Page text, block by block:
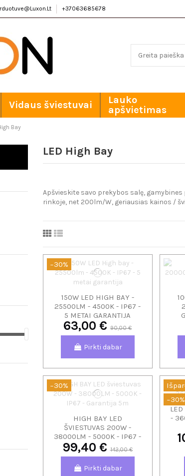
+37063685678
Vidaus šviestuvai
Lauko
apšvietimas
Bay
LED High Bay
Apšvieskite savo prekybos salę,
rinkoje, net 200lm/W, geriausias kainos /
−30%
150W LED HIGH BAY -
25500LM - 4500K - IP67 -
5 METAI GARANTIJA
63,00 €90,00 €
Pirkti dabar
−30%
HIGH BAY LED
ŠVIESTUVAS 200W -
38000LM - 5000K - IP67 -
GARANTIJA 5M
99,40 €142,00 €
Pirkti dabar
−30%
-